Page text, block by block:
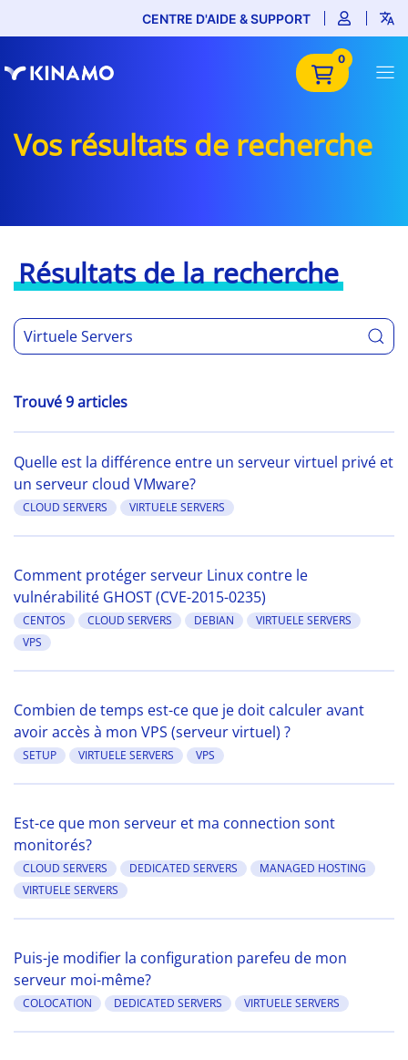
CENTRE D'AIDE & SUPPORT
0
Vos résultats de recherche
Résultats de la recherche
Trouvé 9 articles
Quelle est la différence entre un serveur virtuel privé et
un serveur cloud VMware?
CLOUD SERVERS VIRTUELE SERVERS
Comment protéger serveur Linux contre le
vulnérabilité GHOST (CVE-2015-0235)
CENTOS CLOUD SERVERS DEBIAN
VIRTUELE SERVERS
VPS
Combien de temps est-ce que je doit calculer avant
avoir accès à mon VPS (serveur virtuel) ?
SETUP VIRTUELE SERVERS VPS
Est-ce que mon serveur et ma connection sont
monitorés?
CLOUD SERVERS DEDICATED SERVERS
MANAGED HOSTING
VIRTUELE SERVERS
Puis-je modifier la configuration parefeu de mon
serveur moi-même?
COLOCATION DEDICATED SERVERS VIRTUELE SERVERS